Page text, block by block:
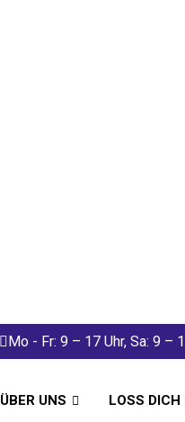
Mo - Fr: 9 – 17 Uhr, Sa: 9 –
ÜBER UNS LOSS DICH